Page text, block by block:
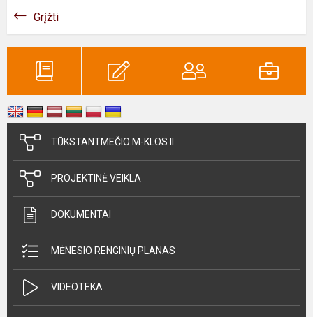
Grįžti
TŪKSTANTMEČIO M-KLOS II
PROJEKTINĖ VEIKLA
DOKUMENTAI
MĖNESIO RENGINIŲ PLANAS
VIDEOTEKA